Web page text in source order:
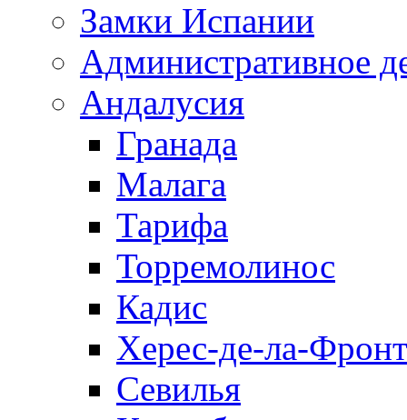
Замки Испании
Административное
Андалусия
Гранада
Малага
Тарифа
Торремолинос
Кадис
Херес-де-ла-
Севилья